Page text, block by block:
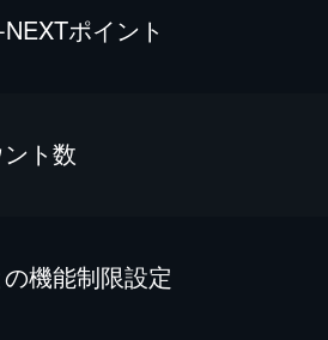
ポイント
ト数
機能制限設定